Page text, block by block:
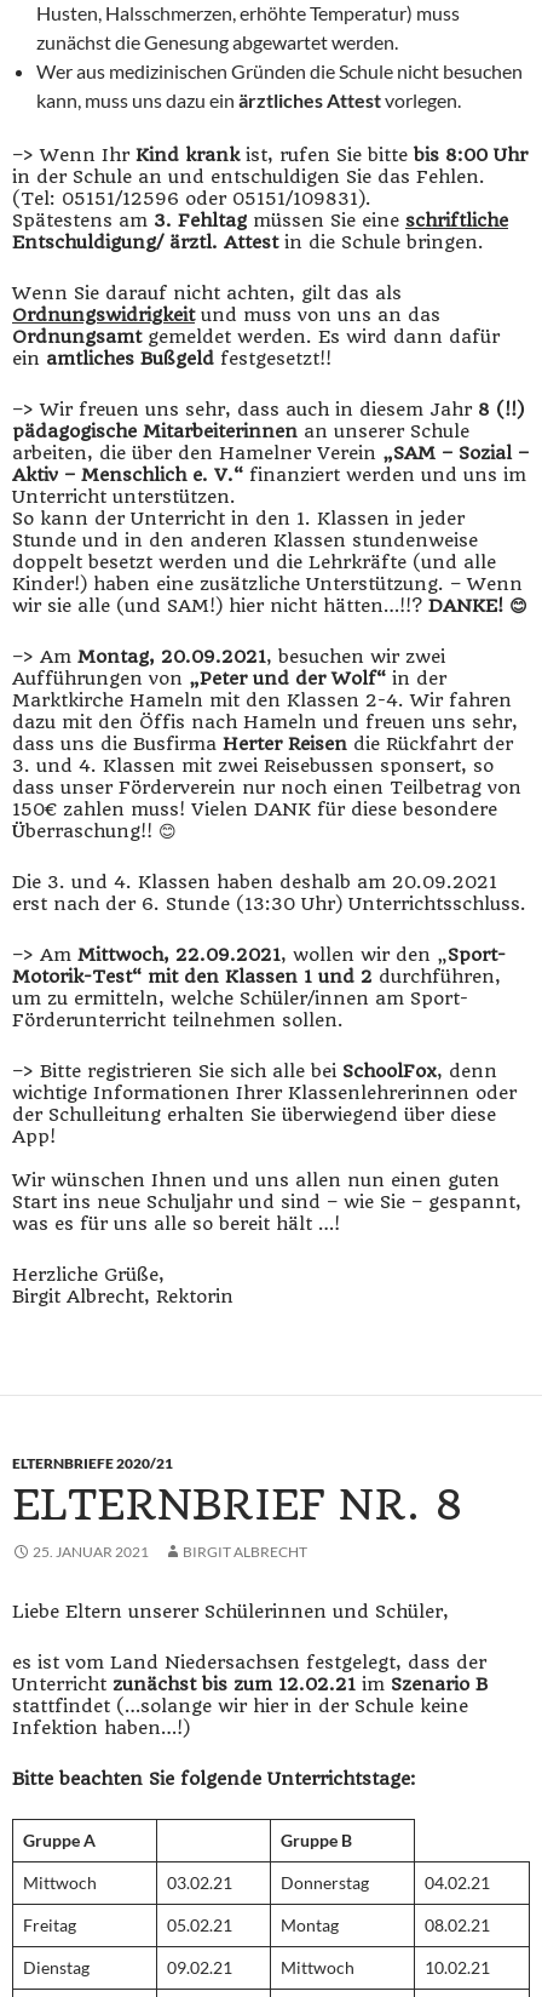
Husten, Halsschmerzen, erhöhte Temperatur) muss
zunächst die Genesung abgewartet werden.
Wer aus medizinischen Gründen die Schule nicht besuchen
kann, muss uns dazu ein ärztliches Attestvorlegen.
–> Wenn Ihr Kind krankist, rufen Sie bitte bis 8:00 Uhr
in der Schule an und entschuldigen Sie das Fehlen.
(Tel: 05151/12596 oder 05151/109831).
Spätestens am 3. Fehltag müssen Sie eine schriftliche
Entschuldigung/ ärztl. Attestin die Schule bringen.
Wenn Sie darauf nicht achten, gilt das als
Ordnungswidrigkeitund muss von uns an das
Ordnungsamtgemeldet werden. Es wird dann dafür
ein amtliches Bußgeld festgesetzt!!
–> Wir freuen uns sehr, dass auch in diesem Jahr 8 (!!)
pädagogische Mitarbeiterinnen an unserer Schule
arbeiten, die über den Hamelner Verein „SAM – Sozial –
Aktiv – Menschlich e. V.“ finanziert werden und uns im
Unterricht unterstützen.
So kann der Unterricht in den 1. Klassen in jeder
Stunde und in den anderen Klassen stundenweise
doppelt besetzt werden und die Lehrkräfte (und alle
Kinder!) haben eine zusätzliche Unterstützung. – Wenn
wir sie alle (und SAM!) hier nicht hätten…!!? DANKE! 😊
–> Am Montag, 20.09.2021, besuchen wir zwei
Aufführungen von „Peter und der Wolf“ in der
Marktkirche Hameln mit den Klassen 2-4. Wir fahren
dazu mit den Öffis nach Hameln und freuen uns sehr,
dass uns die Busfirma Herter Reisen die Rückfahrt der
3. und 4. Klassen mit zwei Reisebussen sponsert, so
dass unser Förderverein nur noch einen Teilbetrag von
150€ zahlen muss! Vielen DANK für diese besondere
Überraschung!! 😊
Die 3. und 4. Klassen haben deshalb am 20.09.2021
erst nach der 6. Stunde (13:30 Uhr) Unterrichtsschluss.
–> Am Mittwoch, 22.09.2021, wollen wir den „Sport-
Motorik-Test“ mit den Klassen 1 und 2 durchführen,
um zu ermitteln, welche Schüler/innen am Sport-
Förderunterricht teilnehmen sollen.
–> Bitte registrieren Sie sich alle bei SchoolFox, denn
wichtige Informationen Ihrer Klassenlehrerinnen oder
der Schulleitung erhalten Sie überwiegend über diese
App!
Wir wünschen Ihnen und uns allen nun einen guten
Start ins neue Schuljahr und sind – wie Sie – gespannt,
was es für uns alle so bereit hält …!
Herzliche Grüße,
Birgit Albrecht, Rektorin
ELTERNBRIEFE 2020/21
ELTERNBRIEF NR. 8
25. JANUAR 2021 BIRGIT ALBRECHT
Liebe Eltern unserer Schülerinnen und Schüler,
es ist vom Land Niedersachsen festgelegt, dass der
Unterricht zunächst bis zum 12.02.21 im Szenario B
stattfindet (…solange wir hier in der Schule keine
Infektion haben…!)
Bitte beachten Sie folgende Unterrichtstage:
Gruppe A Gruppe B
Mittwoch 03.02.21 Donnerstag 04.02.21
Freitag 05.02.21 Montag 08.02.21
Dienstag 09.02.21 Mittwoch 10.02.21